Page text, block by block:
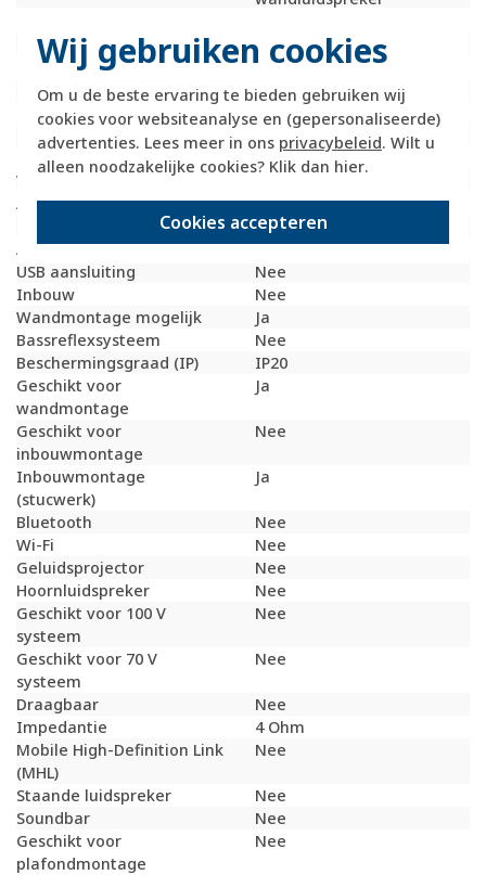
Wij gebruiken cookies
Om u de beste ervaring te bieden gebruiken wij
cookies voor websiteanalyse en (gepersonaliseerde)
advertenties. Lees meer in ons privacybeleid. Wilt u
alleen noodzakelijke cookies? Klik dan hier.
Cookies accepteren
Draadloos
Nee
Diepte
40 Millimeter (mm)
Frequentie
170 - 18000 Hertz
Muziekbelastbaarheid
4 Watt (W)
Nom. belastbaarheid
3 Watt (W)
Impedantie
4 Ohm (Ohm)
Volumeregeling
Aantal wegen
1
Ja
Actief systeem
Nee
USB aansluiting
Nee
Inbouw
Nee
Wandmontage mogelijk
Ja
Bassreflexsysteem
Nee
Beschermingsgraad (IP)
IP20
Geschikt voor
wandmontage
Ja
Geschikt voor
inbouwmontage
Nee
Inbouwmontage
(stucwerk)
Ja
Bluetooth
Nee
Wi-Fi
Nee
Geluidsprojector
Nee
Hoornluidspreker
Nee
Geschikt voor 100 V
systeem
Nee
Geschikt voor 70 V
systeem
Nee
Draagbaar
Nee
Impedantie
4 Ohm
Mobile High-Definition Link
(MHL)
Nee
Staande luidspreker
Nee
Soundbar
Nee
Geschikt voor
plafondmontage
Nee